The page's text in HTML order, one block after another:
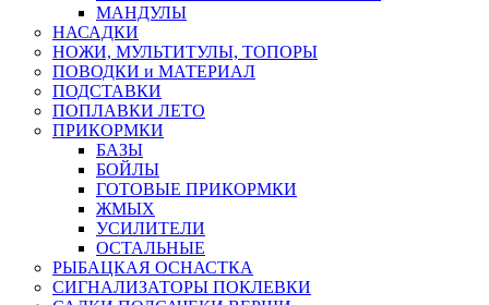
МАНДУЛЫ
НАСАДКИ
НОЖИ, МУЛЬТИТУЛЫ, ТОПОРЫ
ПОВОДКИ и МАТЕРИАЛ
ПОДСТАВКИ
ПОПЛАВКИ ЛЕТО
ПРИКОРМКИ
БАЗЫ
БОЙЛЫ
ГОТОВЫЕ ПРИКОРМКИ
ЖМЫХ
УСИЛИТЕЛИ
ОСТАЛЬНЫЕ
РЫБАЦКАЯ ОСНАСТКА
СИГНАЛИЗАТОРЫ ПОКЛЕВКИ